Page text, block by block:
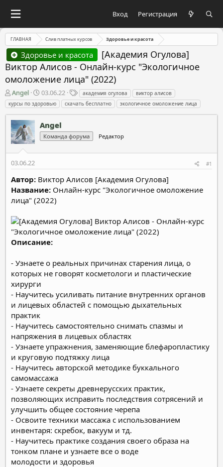
Вход Регистрация
ГЛАВНАЯ Слив платных курсов Здоровье и красота
Здоровье и красота
[Академия Огулова]
Виктор Алисов - Онлайн-курс "Экологичное
омоложение лица" (2022)
А
в
т
о
р
т
е
м
ы
Angel
Д
а
т
н
а
а
03.06.22
Т
е
г
академия огулова
виктор алисов
курсы по здоровью
скачать бесплатно экологичное омоложение лица
Angel
Команда форума Редактор
03.06.22 #1
Автор: Виктор Алисов [Академия Огулова]
Название: Онлайн-курс "Экологичное омоложение
лица" (2022)
Описание:
- Узнаете о реальных причинах старения лица, о
которых не говорят косметологи и пластические
хирурги
- Научитесь усиливать питание внутренних органов
и лицевых областей с помощью дыхательных
практик
- Научитесь самостоятельно снимать спазмы и
напряжения в лицевых областях
- Узнаете упражнения, заменяющие блефаропластику
и круговую подтяжку лица
- Научитесь авторской методике буккального
самомассажа
- Узнаете секреты древнерусских практик,
позволяющих исправить последствия сотрясений и
улучшить общее состояние черепа
- Освоите техники массажа с использованием
инвентаря: скребок, вакуум и тд.
- Научитесь практике создания своего образа на
тонком плане и узнаете все о воде
молодости и здоровья